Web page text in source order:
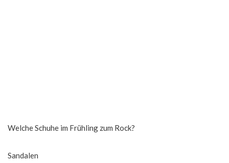
Welche Schuhe im Frühling zum Rock?
Sandalen